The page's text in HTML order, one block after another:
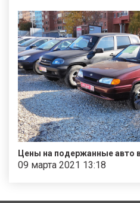
Цены на подержанные авто
09 марта 2021 13:18